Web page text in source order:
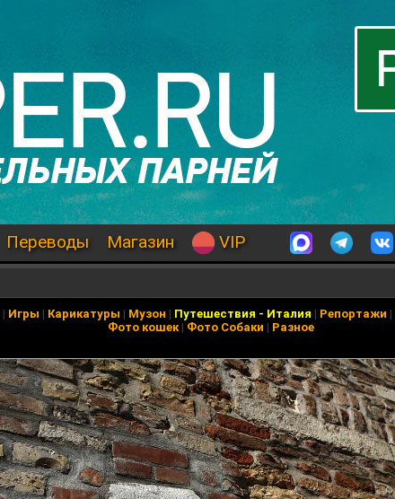
Переводы Магазин VIP
| Игры | Карикатуры | Музон | Путешествия - Италия | Репортажи |
Фото кошек| Фото Собаки | Разное